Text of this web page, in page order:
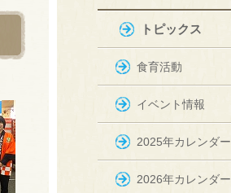
トピックス
食育活動
イベント情報
2025年カレンダー
2026年カレンダー